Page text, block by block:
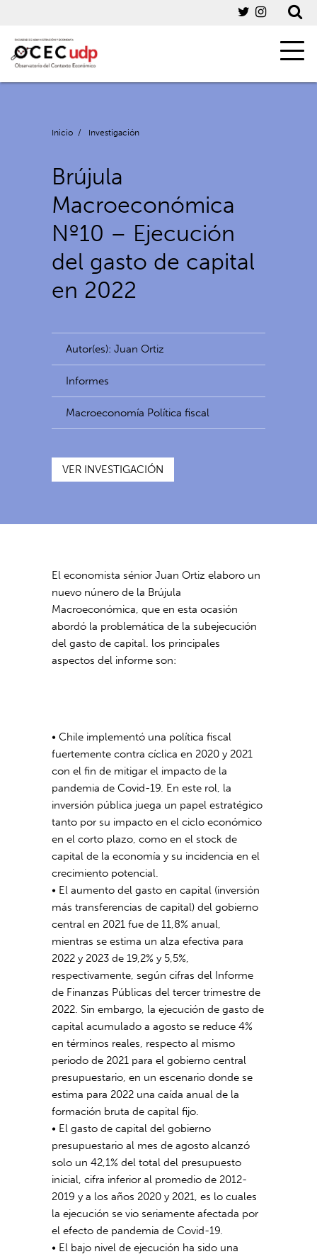
Inicio / Investigación
Brújula
Macroeconómica
Nº10 – Ejecución
del gasto de capital
en 2022
Autor(es): Juan Ortiz
Informes
Macroeconomía Política fiscal
VER INVESTIGACIÓN
El economista sénior Juan Ortiz elaboro un
nuevo núnero de la Brújula
Macroeconómica, que en esta ocasión
abordó la problemática de la subejecución
del gasto de capital. los principales
aspectos del informe son:
• Chile implementó una política fiscal
fuertemente contra cíclica en 2020 y 2021
con el fin de mitigar el impacto de la
pandemia de Covid-19. En este rol, la
inversión pública juega un papel estratégico
tanto por su impacto en el ciclo económico
en el corto plazo, como en el stock de
capital de la economía y su incidencia en el
crecimiento potencial.
• El aumento del gasto en capital (inversión
más transferencias de capital) del gobierno
central en 2021 fue de 11,8% anual,
mientras se estima un alza efectiva para
2022 y 2023 de 19,2% y 5,5%,
respectivamente, según cifras del Informe
de Finanzas Públicas del tercer trimestre de
2022. Sin embargo, la ejecución de gasto de
capital acumulado a agosto se reduce 4%
en términos reales, respecto al mismo
periodo de 2021 para el gobierno central
presupuestario, en un escenario donde se
estima para 2022 una caída anual de la
formación bruta de capital fijo.
• El gasto de capital del gobierno
presupuestario al mes de agosto alcanzó
solo un 42,1% del total del presupuesto
inicial, cifra inferior al promedio de 2012-
2019 y a los años 2020 y 2021, es lo cuales
la ejecución se vio seriamente afectada por
el efecto de pandemia de Covid-19.
• El bajo nivel de ejecución ha sido una